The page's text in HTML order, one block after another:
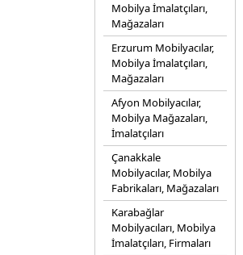
Mobilya İmalatçıları,
Mağazaları
Erzurum Mobilyacılar,
Mobilya İmalatçıları,
Mağazaları
Afyon Mobilyacılar,
Mobilya Mağazaları,
İmalatçıları
Çanakkale
Mobilyacılar, Mobilya
Fabrikaları, Mağazaları
Karabağlar
Mobilyacıları, Mobilya
İmalatçıları, Firmaları